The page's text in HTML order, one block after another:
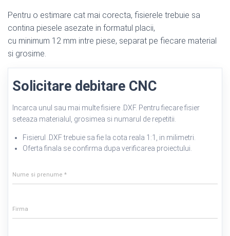
Pentru o estimare cat mai corecta, fisierele trebuie sa
contina piesele asezate in formatul placii,
cu minimum 12 mm intre piese, separat pe fiecare material
si grosime.
Solicitare debitare CNC
Incarca unul sau mai multe fisiere .DXF. Pentru fiecare fisier
seteaza materialul, grosimea si numarul de repetitii.
Fisierul .DXF trebuie sa fie la cota reala 1:1, in milimetri.
Oferta finala se confirma dupa verificarea proiectului.
Nume si prenume:
Nume si prenume *
Firma:
Firma